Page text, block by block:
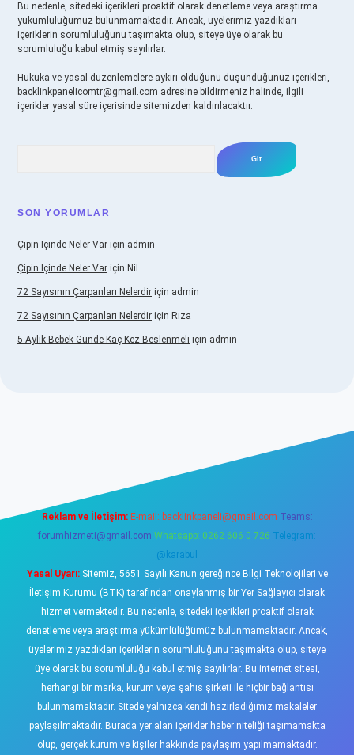
Bu nedenle, sitedeki içerikleri proaktif olarak denetleme veya araştırma
yükümlülüğümüz bulunmamaktadır. Ancak, üyelerimiz yazdıkları
içeriklerin sorumluluğunu taşımakta olup, siteye üye olarak bu
sorumluluğu kabul etmiş sayılırlar.
Hukuka ve yasal düzenlemelere aykırı olduğunu düşündüğünüz içerikleri,
backlinkpanelicomtr@gmail.com adresine bildirmeniz halinde, ilgili
içerikler yasal süre içerisinde sitemizden kaldırılacaktır.
SON YORUMLAR
Çipin Içinde Neler Var için admin
Çipin Içinde Neler Var için Nil
72 Sayısının Çarpanları Nelerdir için admin
72 Sayısının Çarpanları Nelerdir için Rıza
5 Aylık Bebek Günde Kaç Kez Beslenmeli için admin
Reklam ve İletişim: E-mail: backlinkpaneli@gmail.com Teams:
forumhizmeti@gmail.com Whatsapp: 0262 606 0 726 Telegram:
@karabul
Yasal Uyarı:Sitemiz, 5651 Sayılı Kanun gereğince Bilgi Teknolojileri ve
İletişim Kurumu (BTK) tarafından onaylanmış bir Yer Sağlayıcı olarak
hizmet vermektedir. Bu nedenle, sitedeki içerikleri proaktif olarak
denetleme veya araştırma yükümlülüğümüz bulunmamaktadır. Ancak,
üyelerimiz yazdıkları içeriklerin sorumluluğunu taşımakta olup, siteye
üye olarak bu sorumluluğu kabul etmiş sayılırlar. Bu internet sitesi,
herhangi bir marka, kurum veya şahıs şirketi ile hiçbir bağlantısı
bulunmamaktadır. Sitede yalnızca kendi hazırladığımız makaleler
paylaşılmaktadır. Burada yer alan içerikler haber niteliği taşımamakta
olup, gerçek kurum ve kişiler hakkında paylaşım yapılmamaktadır.